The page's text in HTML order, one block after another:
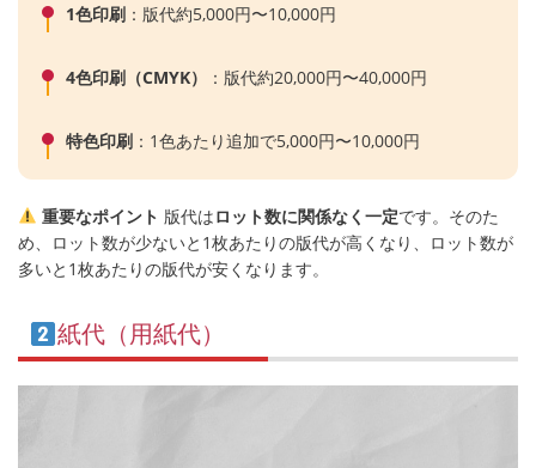
1色印刷 ：版代約5,000円〜10,000円
4色印刷（CMYK） ：版代約20,000円〜40,000円
特色印刷 ：1色あたり追加で5,000円〜10,000円
重要なポイント 版代はロット数に関係なく一定です。そのた
め、ロット数が少ないと1枚あたりの版代が高くなり、ロット数が
多いと1枚あたりの版代が安くなります。
紙代（用紙代）